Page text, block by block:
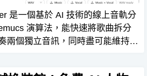
分
演算法，能快速將歌曲拆分
兩個獨立音訊，同時盡可能維持原